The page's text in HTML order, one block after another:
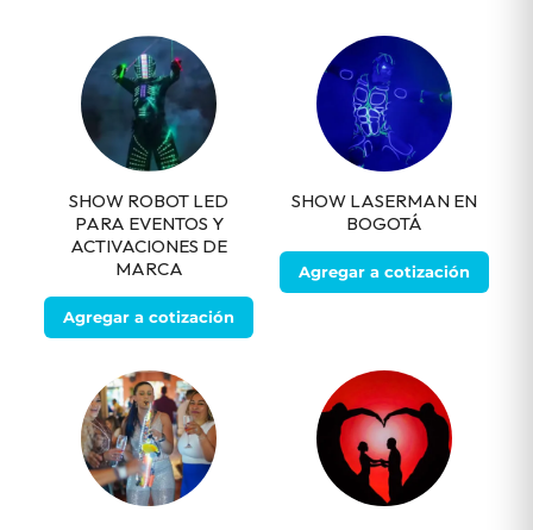
SHOW ROBOT LED
PARA EVENTOS Y
ACTIVACIONES DE
MARCA
Agregar a cotización
SHOW LASERMAN EN
BOGOTÁ
Agregar a cotización